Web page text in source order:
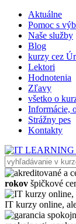
Aktuálne
Pomoc s
Naše služby
Blog
kurzy cez
Lektori
Hodnotenia
Zľavy
všetko o
Informácie,
Strážny pes
Kontakty
rokov špičkové
IT kurzy online,